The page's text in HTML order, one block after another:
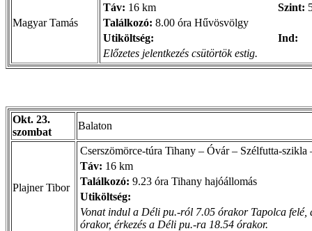
Magyar Tamás
Táv: 16 km Szint:
Találkozó: 8.00 óra Hűvösvölgy
Utiköltség:
Ind:
Előzetes jelentkezés csütörtök estig.
Okt. 23.
szombat
Balaton
Plajner Tibor
Cserszömörce-túra Tihany – Óvár – Szélfutta-
Táv: 16 km
Találkozó: 9.23 óra Tihany hajóállomás
Utiköltség:
Vonat indul a Déli pu.-ról 7.05 órakor Tapolca felé,
órakor, érkezés a Déli pu.-ra 18.54 órakor.